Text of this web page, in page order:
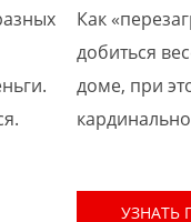
Как
добиться
доме, при
УЗНАТЬ